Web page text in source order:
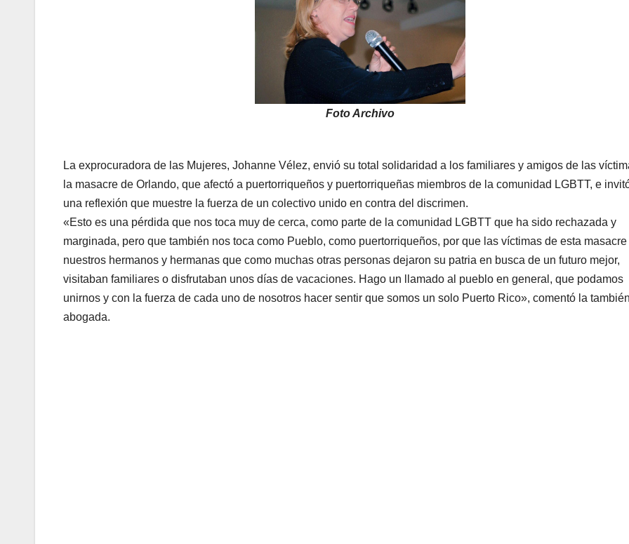
Foto Archivo
La exprocuradora de las Mujeres, Johanne Vélez, envió su total solidaridad a los familiares y amigos de las
la masacre de Orlando, que afectó a puertorriqueños y puertorriqueñas miembros de la comunidad LGBTT, e
una reflexión que muestre la fuerza de un colectivo unido en contra del discrimen.
«Esto es una pérdida que nos toca muy de cerca, como parte de la comunidad LGBTT que ha sido rechazada y
marginada, pero que también nos toca como Pueblo, como puertorriqueños, por que las víctimas de esta masacre
nuestros hermanos y hermanas que como muchas otras personas dejaron su patria en busca de un futuro mejor,
visitaban familiares o disfrutaban unos días de vacaciones. Hago un llamado al pueblo en general, que podamos
unirnos y con la fuerza de cada uno de nosotros hacer sentir que somos un solo Puerto Rico», comentó la también
abogada.